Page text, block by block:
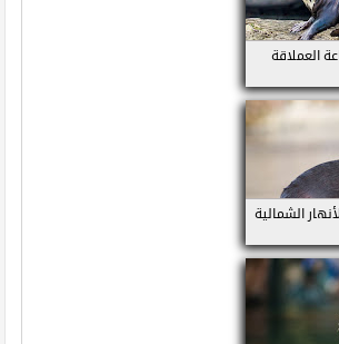
العملاقة
الشمالية